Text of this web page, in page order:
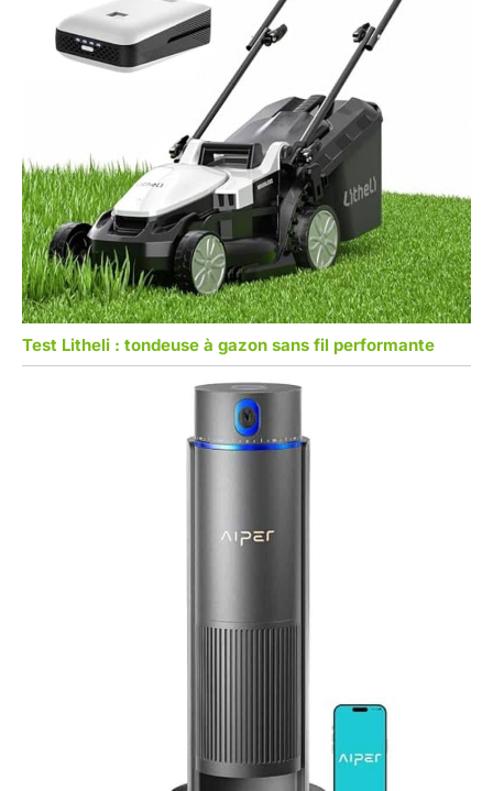
Test Litheli : tondeuse à gazon sans fil performante